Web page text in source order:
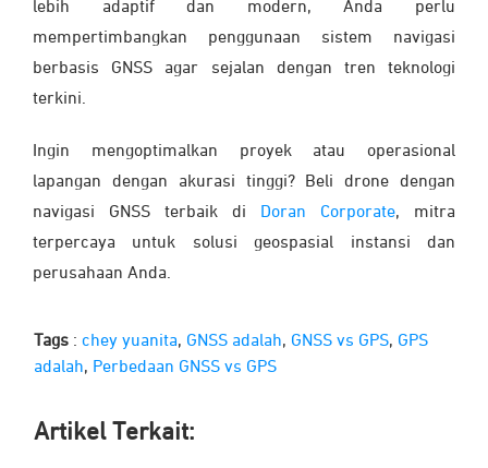
lebih adaptif dan modern, Anda perlu
mempertimbangkan penggunaan sistem navigasi
berbasis GNSS agar sejalan dengan tren teknologi
terkini.
Ingin mengoptimalkan proyek atau operasional
lapangan dengan akurasi tinggi? Beli drone dengan
navigasi GNSS terbaik di Doran Corporate, mitra
terpercaya untuk solusi geospasial instansi dan
perusahaan Anda.
Tags : chey yuanita, GNSS adalah, GNSS vs GPS, GPS
adalah, Perbedaan GNSS vs GPS
Artikel Terkait: